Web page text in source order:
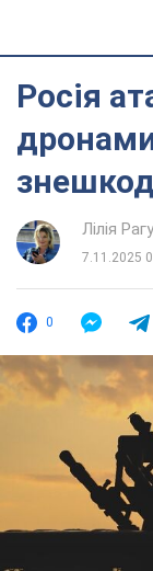
Росія
Лілія
7.11.2025
0